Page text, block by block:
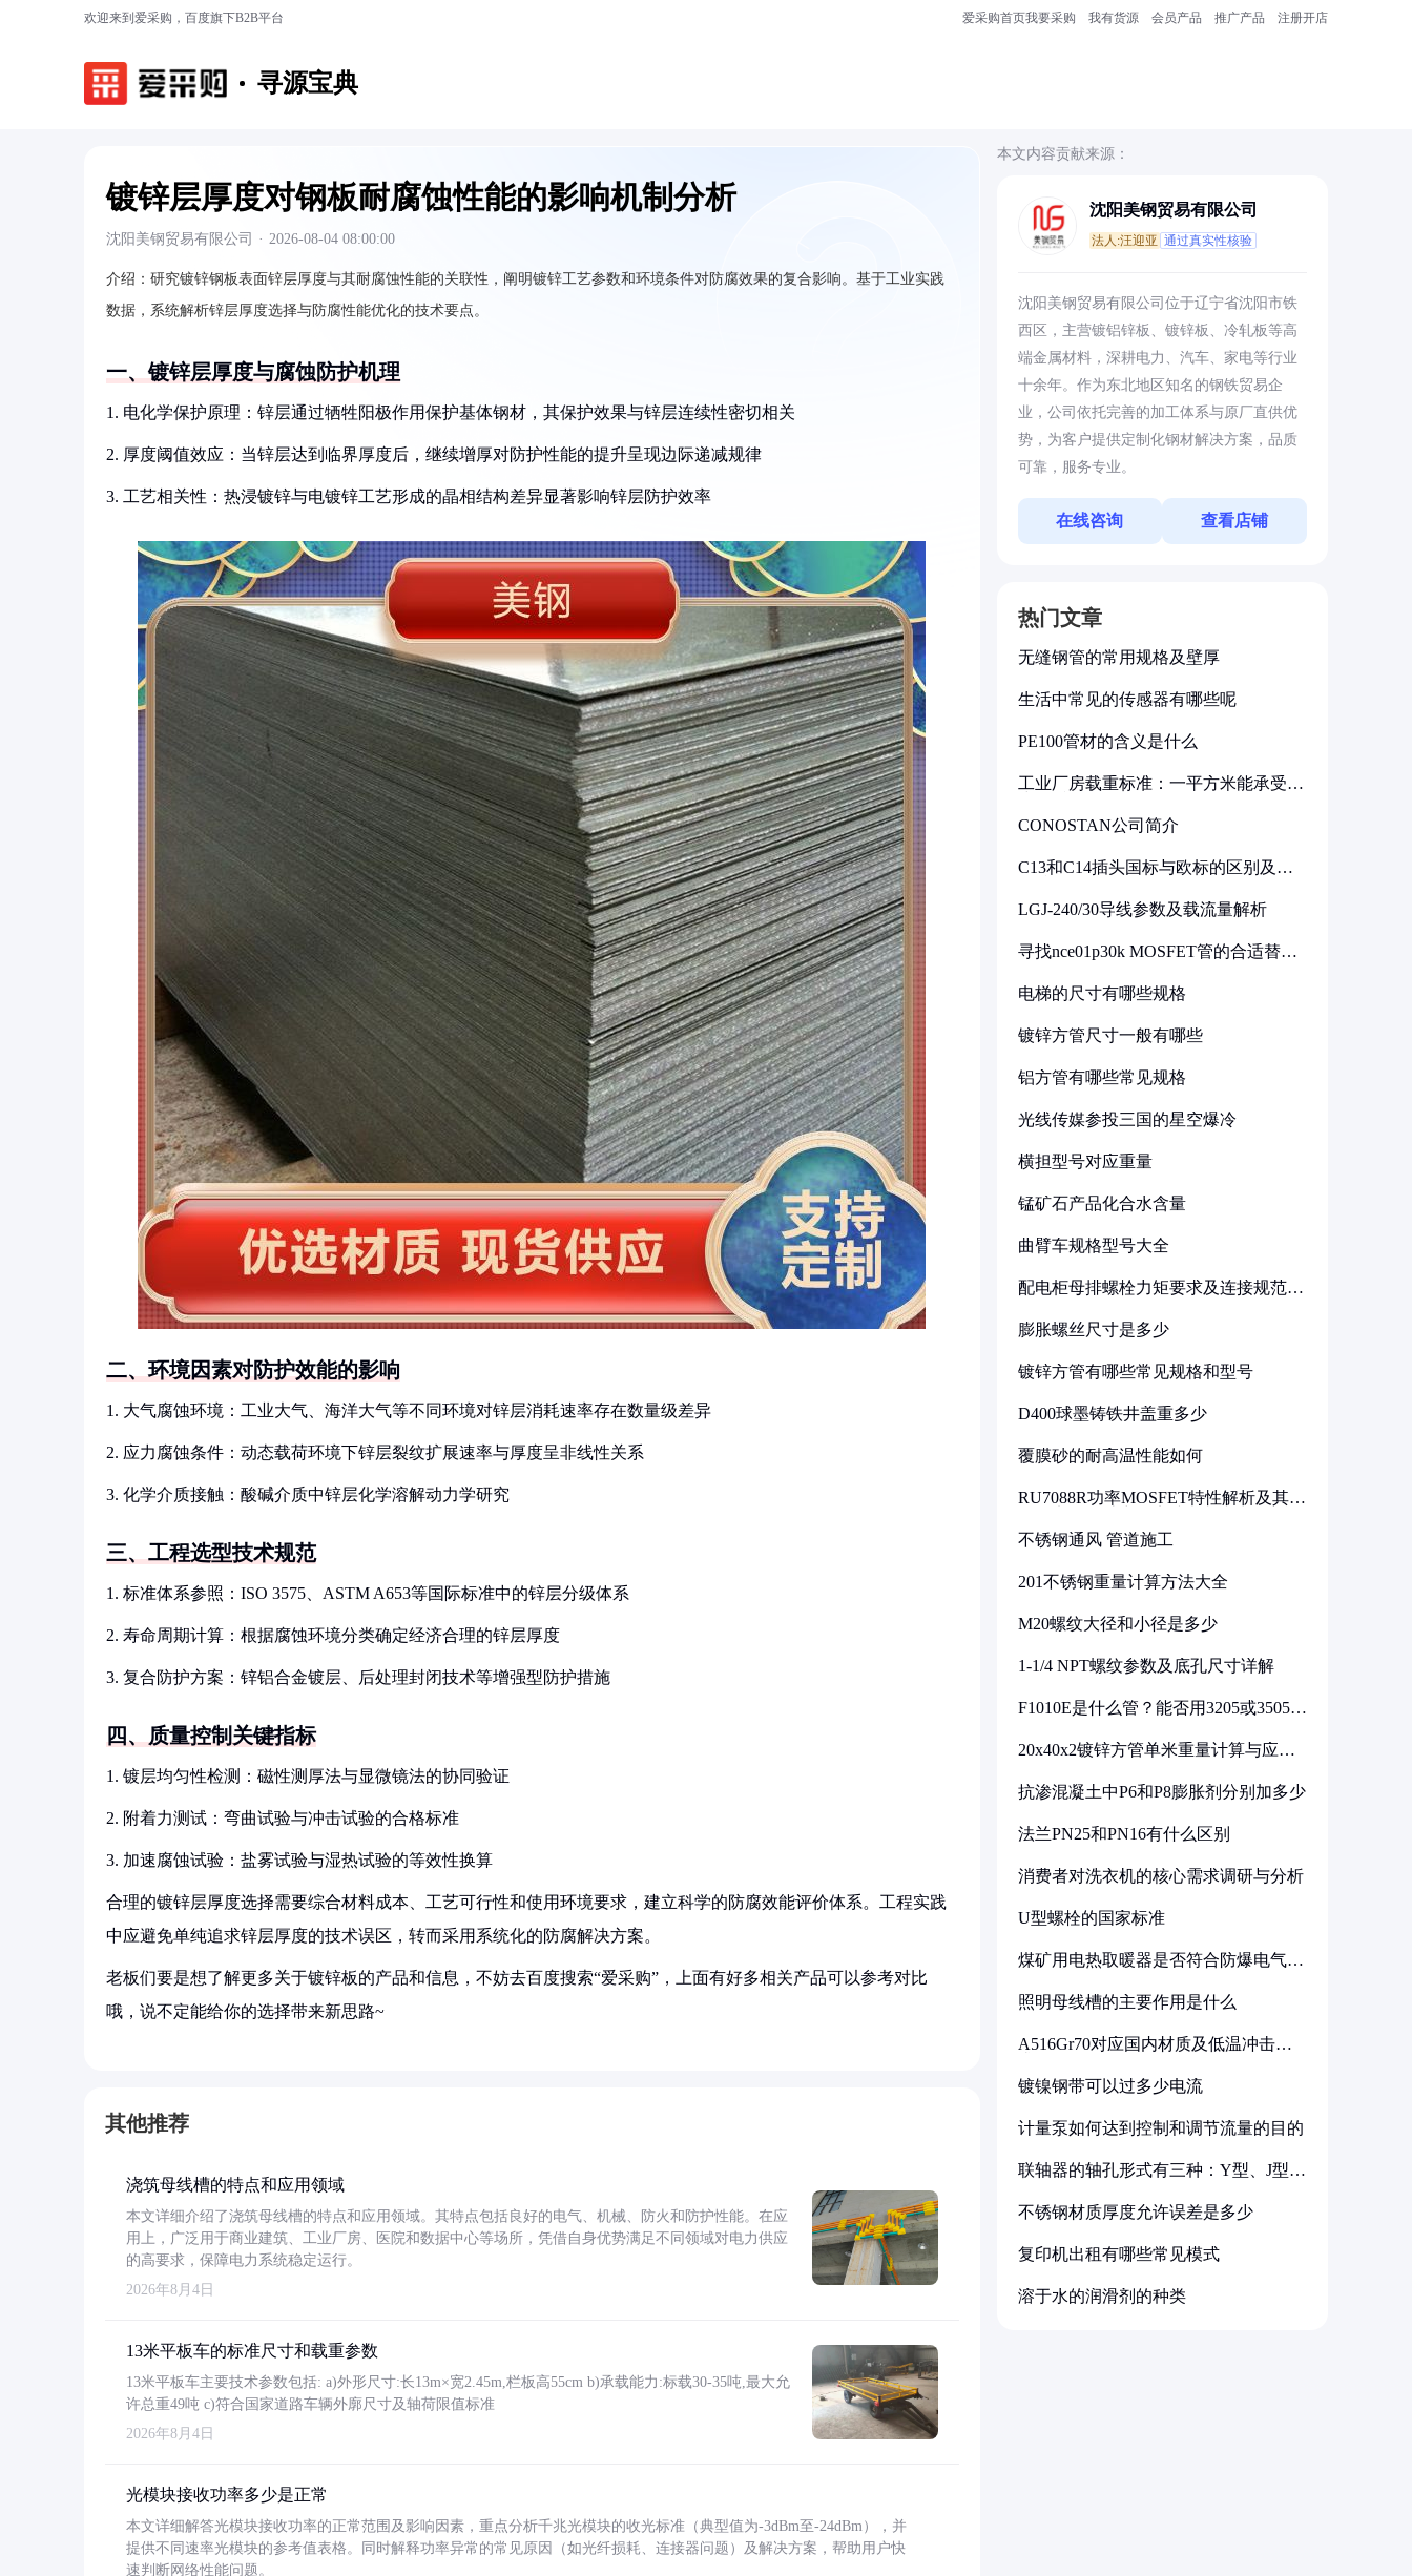
欢迎来到爱采购，百度旗下B2B平台 爱采购首页我要采购 我有货源 会员产品 推广产品 注册开店
寻源宝典
镀锌层厚度对钢板耐腐蚀性能的影响机制分析
沈阳美钢贸易有限公司 · 2026-08-04 08:00:00
介绍： 研究镀锌钢板表面锌层厚度与其耐腐蚀性能的关联性，阐明镀锌工艺参数和环境条件对防腐效果的复合影响。基于工业实践
数据，系统解析锌层厚度选择与防腐性能优化的技术要点。
一、镀锌层厚度与腐蚀防护机理
1. 电化学保护原理：锌层通过牺牲阳极作用保护基体钢材，其保护效果与锌层连续性密切相关
2. 厚度阈值效应：当锌层达到临界厚度后，继续增厚对防护性能的提升呈现边际递减规律
3. 工艺相关性：热浸镀锌与电镀锌工艺形成的晶相结构差异显著影响锌层防护效率
二、环境因素对防护效能的影响
1. 大气腐蚀环境：工业大气、海洋大气等不同环境对锌层消耗速率存在数量级差异
2. 应力腐蚀条件：动态载荷环境下锌层裂纹扩展速率与厚度呈非线性关系
3. 化学介质接触：酸碱介质中锌层化学溶解动力学研究
三、工程选型技术规范
1. 标准体系参照：ISO 3575、ASTM A653等国际标准中的锌层分级体系
2. 寿命周期计算：根据腐蚀环境分类确定经济合理的锌层厚度
3. 复合防护方案：锌铝合金镀层、后处理封闭技术等增强型防护措施
四、质量控制关键指标
1. 镀层均匀性检测：磁性测厚法与显微镜法的协同验证
2. 附着力测试：弯曲试验与冲击试验的合格标准
3. 加速腐蚀试验：盐雾试验与湿热试验的等效性换算
合理的镀锌层厚度选择需要综合材料成本、工艺可行性和使用环境要求，建立科学的防腐效能评价体系。工程实践
中应避免单纯追求锌层厚度的技术误区，转而采用系统化的防腐解决方案。
老板们要是想了解更多关于镀锌板的产品和信息，不妨去百度搜索“爱采购”，上面有好多相关产品可以参考对比
哦，说不定能给你的选择带来新思路~
其他推荐
浇筑母线槽的特点和应用领域
本文详细介绍了浇筑母线槽的特点和应用领域。其特点包括良好的电气、机械、防火和防护性能。在应
用上，广泛用于商业建筑、工业厂房、医院和数据中心等场所，凭借自身优势满足不同领域对电力供应
的高要求，保障电力系统稳定运行。
2026年8月4日
13米平板车的标准尺寸和载重参数
13米平板车主要技术参数包括: a)外形尺寸:长13m×宽2.45m,栏板高55cm b)承载能力:标载30-35吨,最大允
许总重49吨 c)符合国家道路车辆外廓尺寸及轴荷限值标准
2026年8月4日
光模块接收功率多少是正常
本文详细解答光模块接收功率的正常范围及影响因素，重点分析千兆光模块的收光标准（典型值为-3dBm至-24dBm），并
提供不同速率光模块的参考值表格。同时解释功率异常的常见原因（如光纤损耗、连接器问题）及解决方案，帮助用户快
速判断网络性能问题。
本文内容贡献来源：
沈阳美钢贸易有限公司
法人:汪迎亚 通过真实性核验
沈阳美钢贸易有限公司位于辽宁省沈阳市铁
西区，主营镀铝锌板、镀锌板、冷轧板等高
端金属材料，深耕电力、汽车、家电等行业
十余年。作为东北地区知名的钢铁贸易企
业，公司依托完善的加工体系与原厂直供优
势，为客户提供定制化钢材解决方案，品质
可靠，服务专业。
在线咨询 查看店铺
热门文章
无缝钢管的常用规格及壁厚
生活中常见的传感器有哪些呢
PE100管材的含义是什么
工业厂房载重标准：一平方米能承受多
CONOSTAN公司简介
C13和C14插头国标与欧标的区别及其
LGJ-240/30导线参数及载流量解析
寻找nce01p30k MOSFET管的合适替代
电梯的尺寸有哪些规格
镀锌方管尺寸一般有哪些
铝方管有哪些常见规格
光线传媒参投三国的星空爆冷
横担型号对应重量
锰矿石产品化合水含量
曲臂车规格型号大全
配电柜母排螺栓力矩要求及连接规范详
膨胀螺丝尺寸是多少
镀锌方管有哪些常见规格和型号
D400球墨铸铁井盖重多少
覆膜砂的耐高温性能如何
RU7088R功率MOSFET特性解析及其在
不锈钢通风 管道施工
201不锈钢重量计算方法大全
M20螺纹大径和小径是多少
1-1/4 NPT螺纹参数及底孔尺寸详解
F1010E是什么管？能否用3205或3505代
20x40x2镀锌方管单米重量计算与应用
抗渗混凝土中P6和P8膨胀剂分别加多少
法兰PN25和PN16有什么区别
消费者对洗衣机的核心需求调研与分析
U型螺栓的国家标准
煤矿用电热取暖器是否符合防爆电气设
照明母线槽的主要作用是什么
A516Gr70对应国内材质及低温冲击要
镀镍钢带可以过多少电流
计量泵如何达到控制和调节流量的目的
联轴器的轴孔形式有三种：Y型、J型、
不锈钢材质厚度允许误差是多少
复印机出租有哪些常见模式
溶于水的润滑剂的种类